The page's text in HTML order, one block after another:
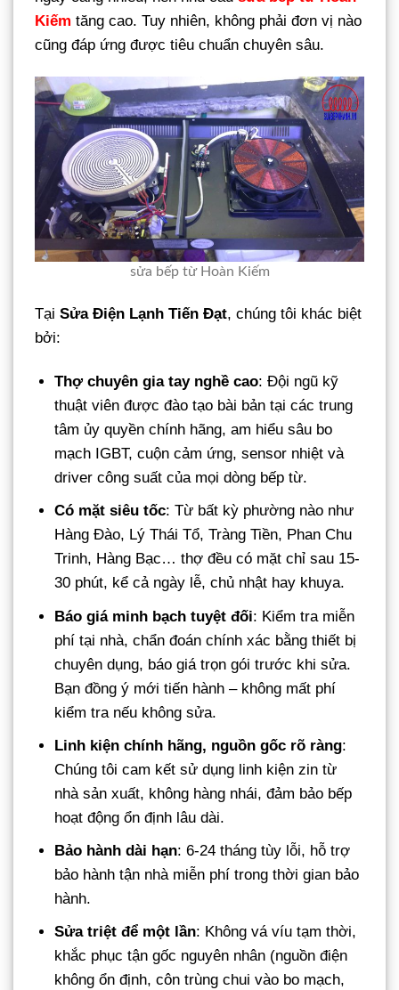
Kiếm tăng cao. Tuy nhiên, không phải đơn vị nào
cũng đáp ứng được tiêu chuẩn chuyên sâu.
sửa bếp từ Hoàn Kiếm
Tại Sửa Điện Lạnh Tiến Đạt, chúng tôi khác biệt
bởi:
Thợ chuyên gia tay nghề cao: Đội ngũ kỹ
thuật viên được đào tạo bài bản tại các trung
tâm ủy quyền chính hãng, am hiểu sâu bo
mạch IGBT, cuộn cảm ứng, sensor nhiệt và
driver công suất của mọi dòng bếp từ.
Có mặt siêu tốc: Từ bất kỳ phường nào như
Hàng Đào, Lý Thái Tổ, Tràng Tiền, Phan Chu
Trinh, Hàng Bạc… thợ đều có mặt chỉ sau 15-
30 phút, kể cả ngày lễ, chủ nhật hay khuya.
Báo giá minh bạch tuyệt đối: Kiểm tra miễn
phí tại nhà, chẩn đoán chính xác bằng thiết bị
chuyên dụng, báo giá trọn gói trước khi sửa.
Bạn đồng ý mới tiến hành – không mất phí
kiểm tra nếu không sửa.
Linh kiện chính hãng, nguồn gốc rõ ràng:
Chúng tôi cam kết sử dụng linh kiện zin từ
nhà sản xuất, không hàng nhái, đảm bảo bếp
hoạt động ổn định lâu dài.
Bảo hành dài hạn: 6-24 tháng tùy lỗi, hỗ trợ
bảo hành tận nhà miễn phí trong thời gian bảo
hành.
Sửa triệt để một lần: Không vá víu tạm thời,
khắc phục tận gốc nguyên nhân (nguồn điện
không ổn định, côn trùng chui vào bo mạch,